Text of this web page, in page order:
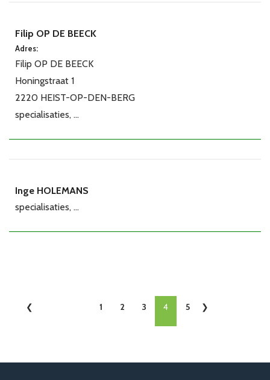
Filip OP DE BEECK
Adres:
Filip OP DE BEECK
Honingstraat 1
2220 HEIST-OP-DEN-BERG
specialisaties, ...
Inge HOLEMANS
specialisaties, ...
1 2 3 4 5